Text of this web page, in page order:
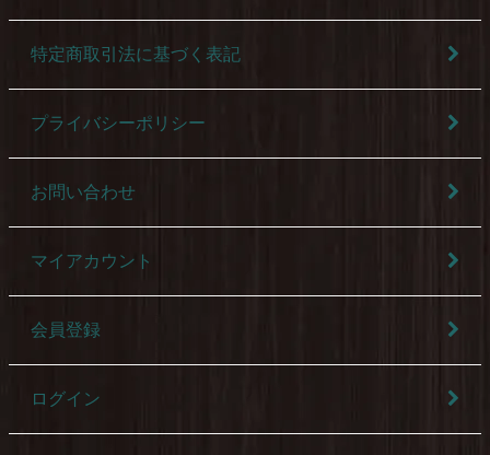
特定商取引法に基づく表記
プライバシーポリシー
お問い合わせ
マイアカウント
会員登録
ログイン